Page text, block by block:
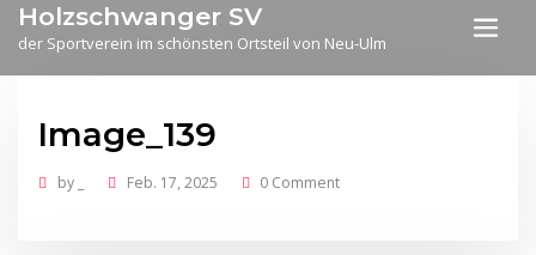
Holzschwanger SV
der Sportverein im schönsten Ortsteil von Neu-Ulm
Image_139
by Feb. 17, 2025 0 Comment